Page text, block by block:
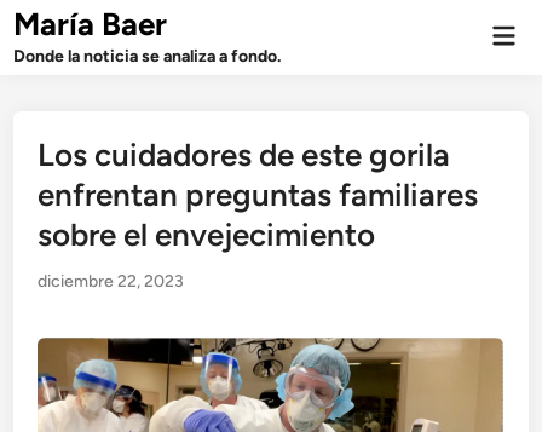
Saltar
contenido
María Baer
Donde la noticia se analiza a fondo.
Los cuidadores de este gorila
enfrentan preguntas familiares
sobre el envejecimiento
diciembre 22, 2023